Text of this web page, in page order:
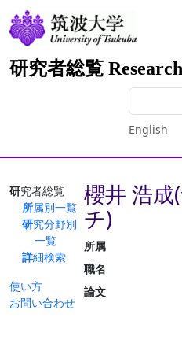
研究者総覧
English
研究者総覧
所属別一覧
研究分野別
一覧
詳細検索
使い方
お問い合わせ
櫻井 浩成
チ)
所属
職名
論文